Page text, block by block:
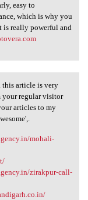
easy to
which is why you
is really powerful and
article is very
your regular visitor
articles to my
mohali-
zirakpur-call-